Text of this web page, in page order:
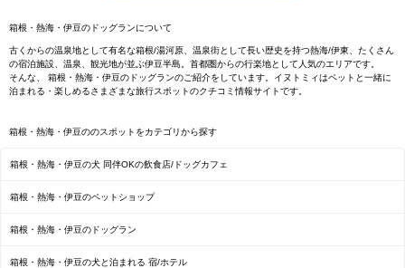
箱根・熱海・伊豆のドッグランについて
古くからの温泉地として有名な箱根/湯河原、温泉街として長い歴史を持つ熱海/伊東、たくさん
の宿泊施設、温泉、観光地が並ぶ伊豆半島。首都圏からの行楽地として人気のエリアです。
そんな、 箱根・熱海・伊豆のドッグランのご紹介をしています。イヌトミィはペットと一緒に
泊まれる・楽しめるさまざまな旅行スポットのクチコミ情報サイトです。
箱根・熱海・伊豆ののスポットをカテゴリから探す
箱根・熱海・伊豆の犬 同伴OKの飲食店/ドッグカフェ
箱根・熱海・伊豆のペットショップ
箱根・熱海・伊豆のドッグラン
箱根・熱海・伊豆の犬と泊まれる 宿/ホテル